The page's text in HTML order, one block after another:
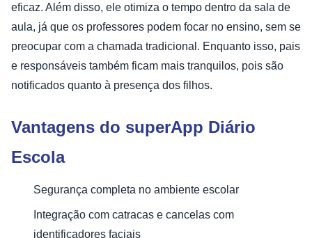
eficaz. Além disso, ele otimiza o tempo dentro da sala de
aula, já que os professores podem focar no ensino, sem se
preocupar com a chamada tradicional. Enquanto isso, pais
e responsáveis também ficam mais tranquilos, pois são
notificados quanto à presença dos filhos.
Vantagens do superApp Diário
Escola
Segurança completa no ambiente escolar
Integração com catracas e cancelas com
identificadores faciais